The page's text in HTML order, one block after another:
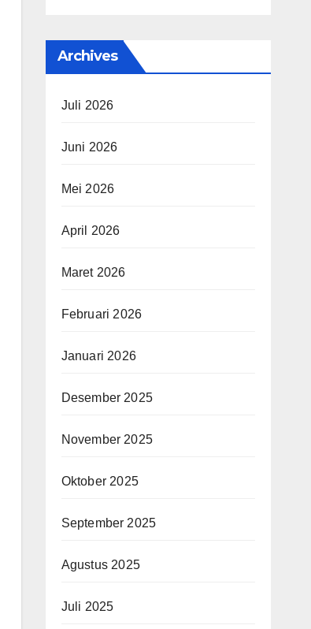
Archives
Juli 2026
Juni 2026
Mei 2026
April 2026
Maret 2026
Februari 2026
Januari 2026
Desember 2025
November 2025
Oktober 2025
September 2025
Agustus 2025
Juli 2025